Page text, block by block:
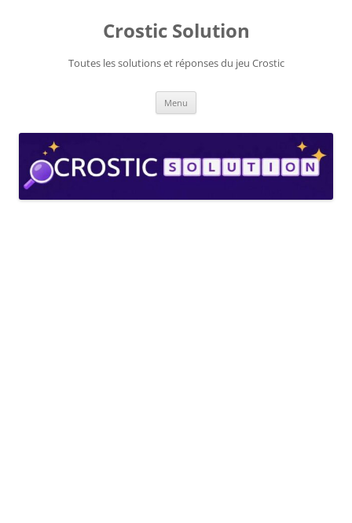
Crostic Solution
Toutes les solutions et réponses du jeu Crostic
Menu